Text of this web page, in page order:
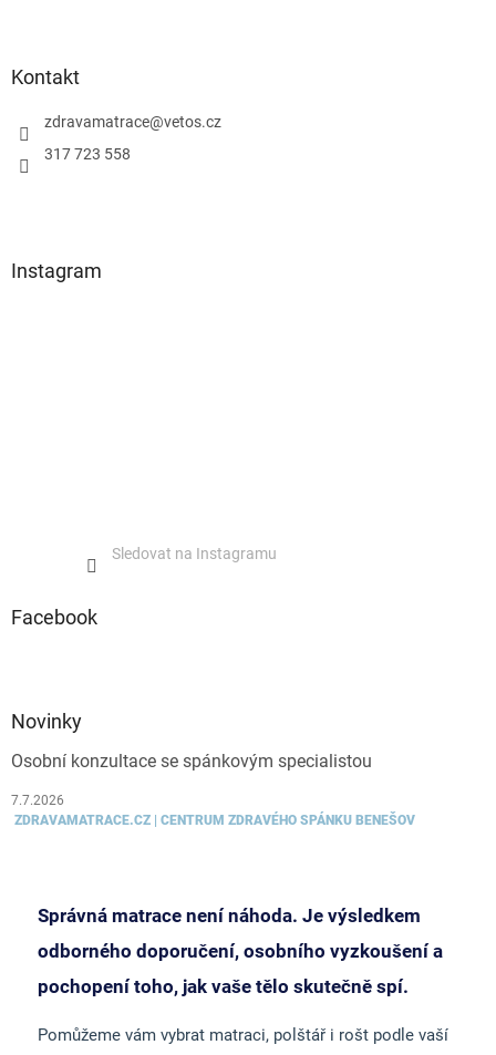
pKontakt
zdravamatrace@vetos.cz
317 723 558
Instagram
Sledovat na Instagramu
Facebook
Novinky
Osobní konzultace se spánkovým specialistou
7.7.2026
ZDRAVAMATRACE.CZ | CENTRUM ZDRAVÉHO SPÁNKU BENEŠOV
Správná matrace není náhoda. Je výsledkem
odborného doporučení, osobního vyzkoušení a
pochopení toho, jak vaše tělo skutečně spí.
Pomůžeme vám vybrat matraci, polštář i rošt podle vaší